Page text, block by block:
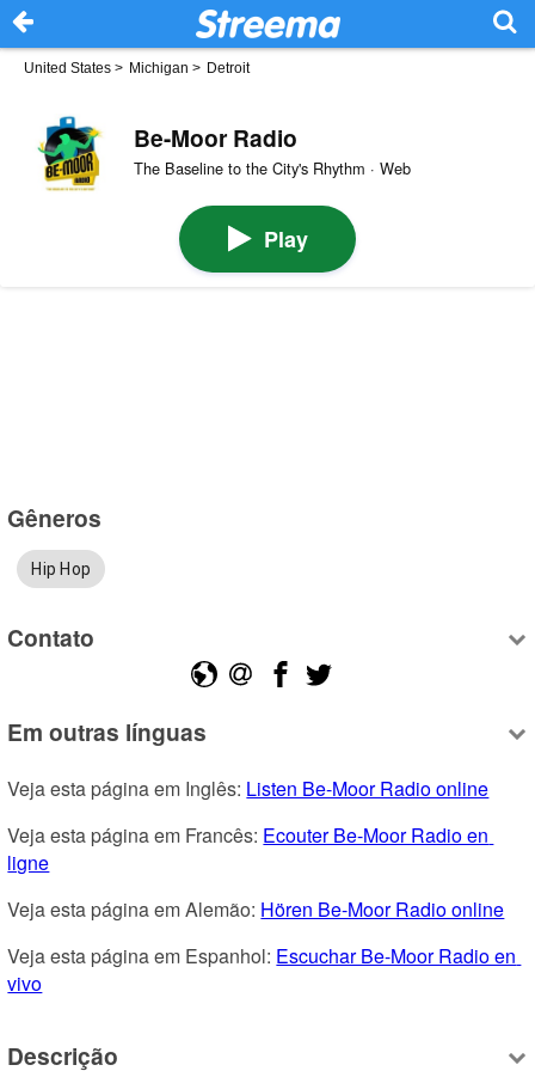
United States > Michigan > Detroit
Be-Moor Radio
The Baseline to the City's Rhythm · Web
Play
Gêneros
Hip Hop
Contato
Em outras línguas
Veja esta página em Inglês: Listen Be-Moor Radio online
Veja esta página em Francês: Ecouter Be-Moor Radio en
ligne
Veja esta página em Alemão: Hören Be-Moor Radio online
Veja esta página em Espanhol: Escuchar Be-Moor Radio en
vivo
Descrição